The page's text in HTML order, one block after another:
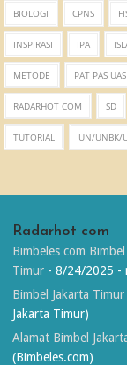
BIOLOGI CPNS
INSPIRASI IPA
METODE PAT PAS UAS
RADARHOT COM SD
TUTORIAL UN/UNBK/
Radarhot com
Bimbeles com Bimbel
Timur - 8/24/2025 -
Bimbel Jakarta Timur
Jakarta Timur)
Alamat Bimbel
(Bimbeles.com)